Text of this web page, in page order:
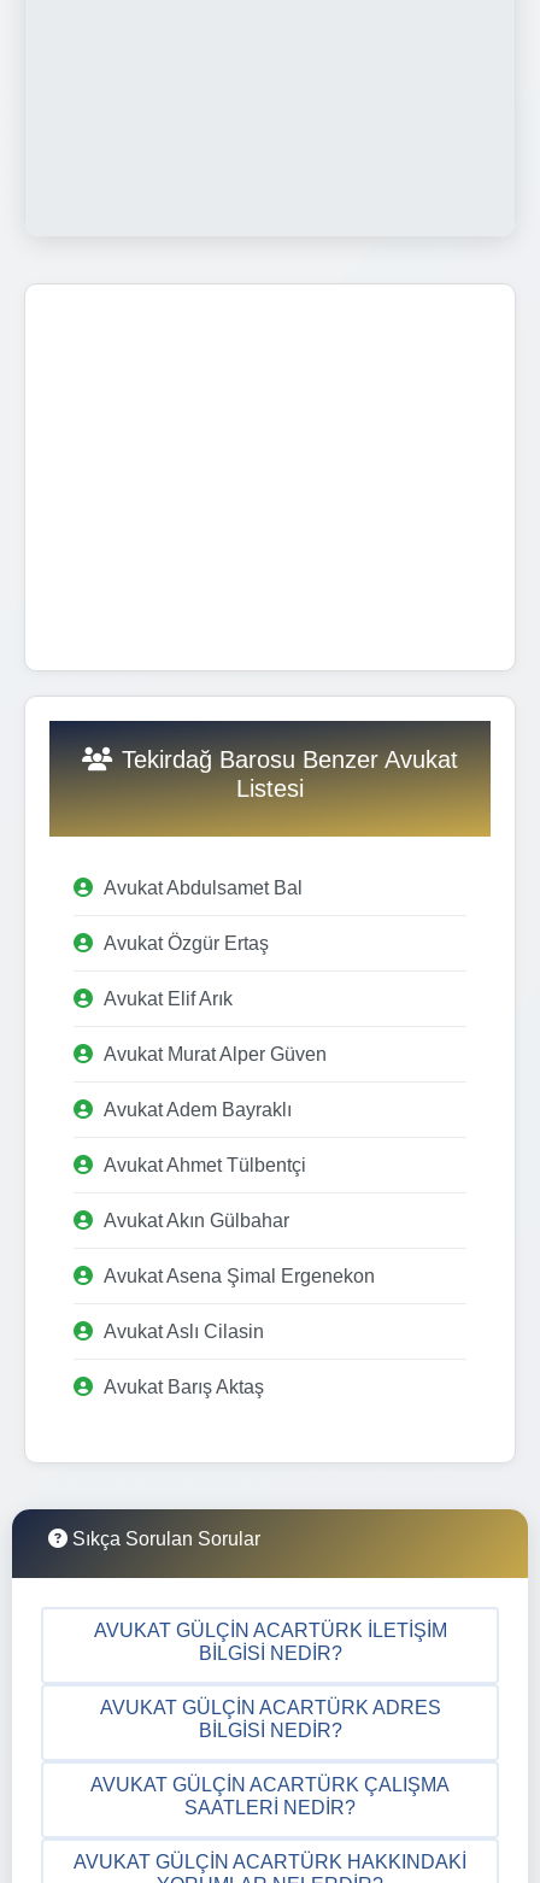
Tekirdağ Barosu Benzer Avukat
Listesi
Avukat Abdulsamet Bal
Avukat Özgür Ertaş
Avukat Elif Arık
Avukat Murat Alper Güven
Avukat Adem Bayraklı
Avukat Ahmet Tülbentçi
Avukat Akın Gülbahar
Avukat Asena Şimal Ergenekon
Avukat Aslı Cilasin
Avukat Barış Aktaş
Sıkça Sorulan Sorular
AVUKAT GÜLÇIN ACARTÜRK İLETIŞIM
BILGISI NEDIR?
AVUKAT GÜLÇIN ACARTÜRK ADRES
BILGISI NEDIR?
AVUKAT GÜLÇIN ACARTÜRK ÇALIŞMA
SAATLERI NEDIR?
AVUKAT GÜLÇIN ACARTÜRK HAKKINDAKI